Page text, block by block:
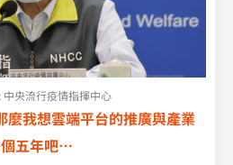
中央流行疫情指揮中心
麼我想雲端平台的推廣與產業
五年吧…